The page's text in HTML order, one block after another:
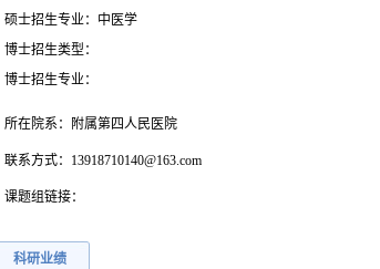
硕士招生专业：中医学
博士招生类型：
博士招生专业：
所在院系：附属第四人民医院
联系方式：13918710140@163.com
课题组链接：
科研业绩